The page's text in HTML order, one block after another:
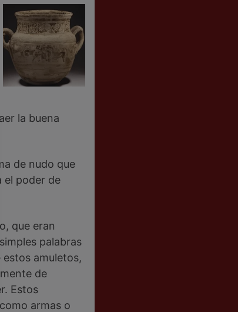
la buena
de nudo que
el poder de
que eran
palabras
amuletos,
de
Estos
armas o